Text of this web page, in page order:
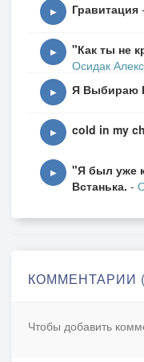
и кот лениво
в квартирах
ладони сжаты,
волна за
волна за
заколочена
иногда
в Афинах
▶ Гравитация -
▶ "Как ты не
Осидак
▶ Я Выбираю
▶ cold in my
▶
"Я был уже
Встанька. -
КОММЕНТАРИИ
Чтобы добавить